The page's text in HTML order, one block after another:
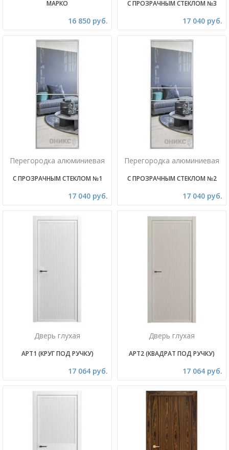
МАРКО
16 850 руб.
С ПРОЗРАЧНЫМ СТЕКЛОМ №3
17 040 руб.
Перегородка алюминиевая
С ПРОЗРАЧНЫМ СТЕКЛОМ №1
17 040 руб.
Перегородка алюминиевая
С ПРОЗРАЧНЫМ СТЕКЛОМ №2
17 040 руб.
Дверь глухая
АРТ1 (КРУГ ПОД РУЧКУ)
17 064 руб.
Дверь глухая
АРТ2 (КВАДРАТ ПОД РУЧКУ)
17 064 руб.